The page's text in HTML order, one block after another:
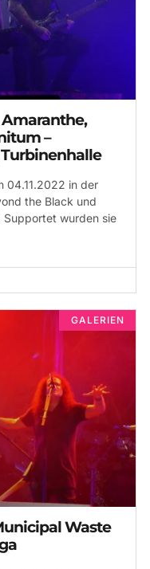
–
Turbinenhalle
04.11.2022 in der
the Black und
Supportet wurden sie
GALERIEN
Waste